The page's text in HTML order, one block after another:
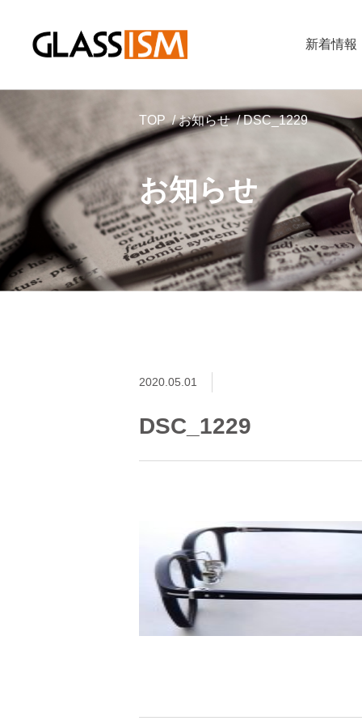
新着情報
お知らせ
TOP お知らせ DSC_1229
2020.05.01
DSC_1229